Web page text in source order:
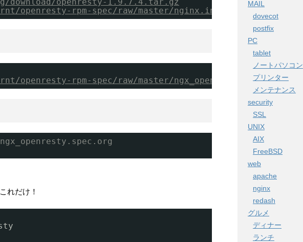
openresty-rpm-spec/raw/master/nginx.init
openresty-rpm-spec/raw/master/ngx_openresty.spec
れだけ！
MAIL
dovecot
postfix
PC
tablet
ノートパソコン
プリンター
メンテナンス
security
SSL
UNIX
AIX
FreeBSD
web
apache
nginx
redash
グルメ
ディナー
ランチ